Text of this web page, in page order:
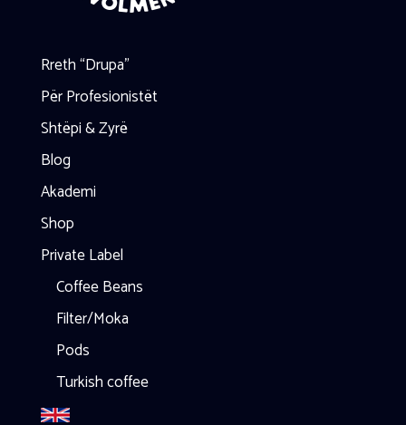
Rreth “Drupa”
Për Profesionistët
Shtëpi & Zyrë
Blog
Akademi
Shop
Private Label
Coffee Beans
Filter/Moka
Pods
Turkish coffee